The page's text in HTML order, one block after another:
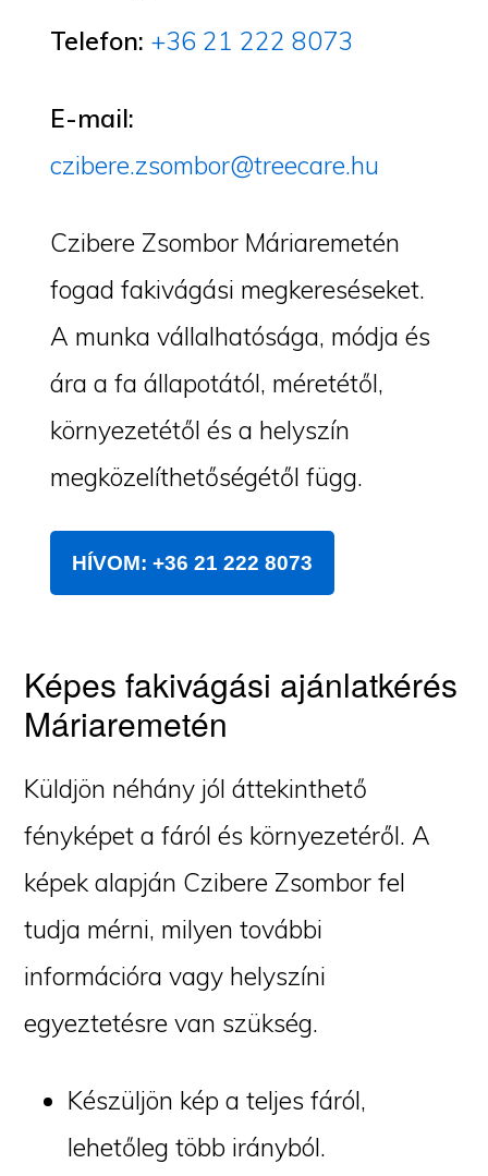
Telefon: +36 21 222 8073
E-mail:
czibere.zsombor@treecare.hu
Czibere Zsombor Máriaremetén
fogad fakivágási megkereséseket.
A munka vállalhatósága, módja és
ára a fa állapotától, méretétől,
környezetétől és a helyszín
megközelíthetőségétől függ.
HÍVOM: +36 21 222 8073
Képes fakivágási ajánlatkérés
Máriaremetén
Küldjön néhány jól áttekinthető
fényképet a fáról és környezetéről. A
képek alapján Czibere Zsombor fel
tudja mérni, milyen további
információra vagy helyszíni
egyeztetésre van szükség.
Készüljön kép a teljes fáról,
lehetőleg több irányból.